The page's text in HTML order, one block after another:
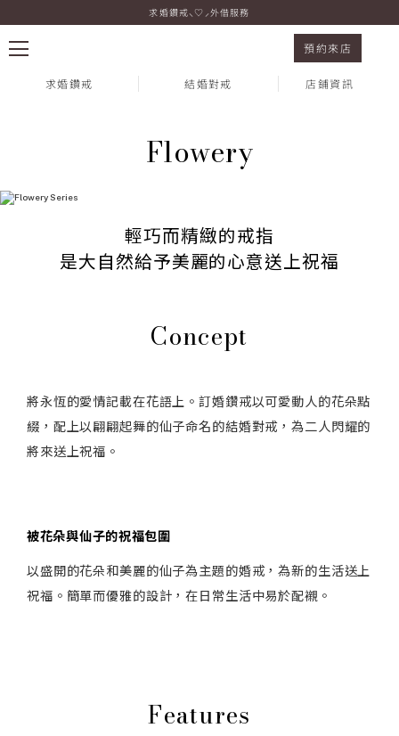
Flowery Series 求婚鑽戒⸜♡⸝外借服務
預約來店
求婚鑽戒 結婚對戒 店鋪資訊
Flowery
輕巧而精緻的戒指
是大自然給予美麗的心意送上祝福
Concept
將永恆的愛情記載在花語上。訂婚鑽戒以可愛動人的花朵點
綴，配上以翩翩起舞的仙子命名的結婚對戒，為二人閃耀的
將來送上祝福。
被花朵與仙子的祝福包圍
以盛開的花朵和美麗的仙子為主題的婚戒，為新的生活送上
祝福。簡單而優雅的設計，在日常生活中易於配襯。
Features